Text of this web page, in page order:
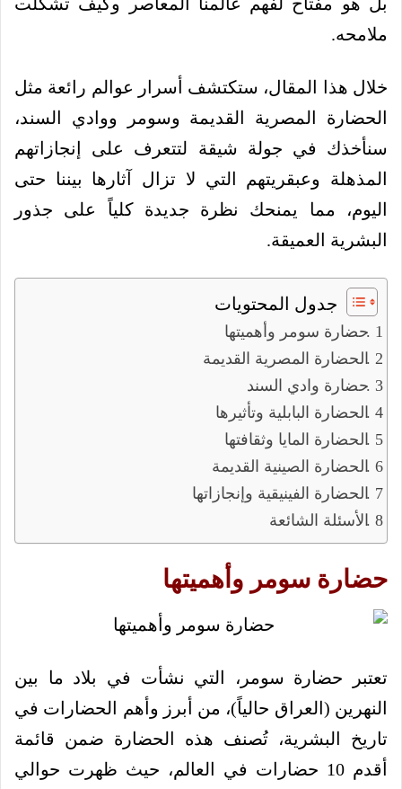
ملامحه.
خلال هذا المقال، ستكتشف أسرار عوالم رائعة مثل
الحضارة المصرية القديمة وسومر ووادي السند،
سنأخذك في جولة شيقة لتتعرف على إنجازاتهم
المذهلة وعبقريتهم التي لا تزال آثارها بيننا حتى
اليوم، مما يمنحك نظرة جديدة كلياً على جذور
البشرية العميقة.
جدول المحتويات
حضارة سومر وأهميتها
الحضارة المصرية القديمة
حضارة وادي السند
الحضارة البابلية وتأثيرها
الحضارة المايا وثقافتها
الحضارة الصينية القديمة
الحضارة الفينيقية وإنجازاتها
الأسئلة الشائعة
حضارة سومر وأهميتها
تعتبر حضارة سومر، التي نشأت في بلاد ما بين
النهرين (العراق حالياً)، من أبرز وأهم الحضارات في
تاريخ البشرية، تُصنف هذه الحضارة ضمن قائمة
أقدم 10 حضارات في العالم، حيث ظهرت حوالي